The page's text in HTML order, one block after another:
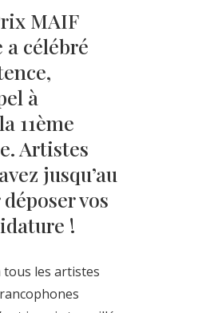
MAIF
a célébré
à
11ème
Artistes
jusqu’au
vos
!
tous les artistes